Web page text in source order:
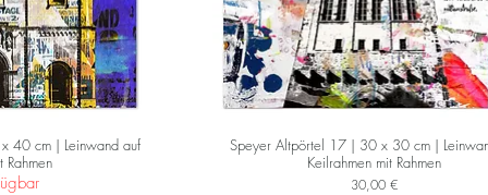
40 cm | Leinwand auf
Rahmen
Speyer Altpörtel 17 | 30 x 30 cm |
Keilrahmen mit Rahmen
Preis
30,00 €